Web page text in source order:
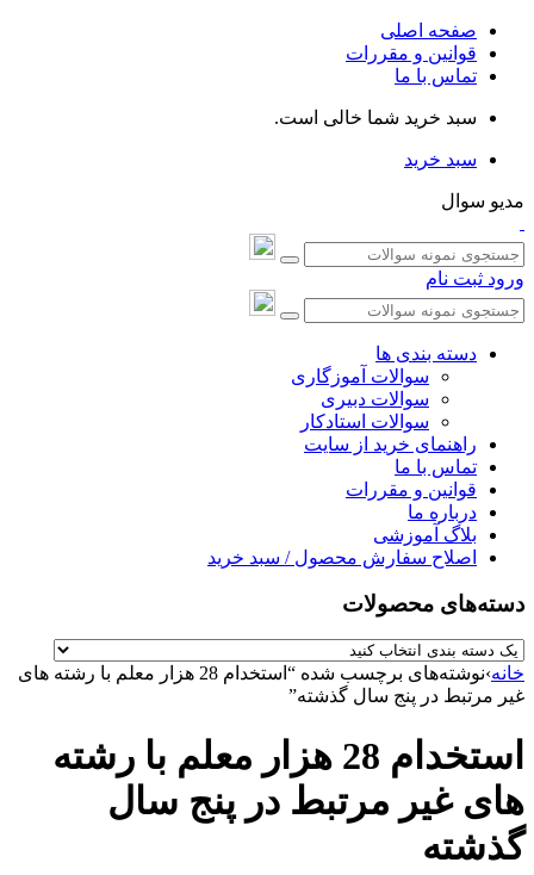
صفحه اصلی
قوانین و مقررات
تماس با ما
سبد خرید شما خالی است.
سبد خرید
مدیو سوال
ورود ثبت نام
دسته بندی ها
سوالات آموزگاری
سوالات دبیری
سوالات استادکار
راهنمای خرید از سایت
تماس با ما
قوانین و مقررات
درباره ما
بلاگ آموزشی
اصلاح سفارش محصول / سبد خرید
دسته‌های محصولات
خانه›
نوشته‌های برچسب شده “استخدام 28 هزار معلم با رشته های
غیر مرتبط در پنج سال گذشته”
استخدام 28 هزار معلم با رشته
های غیر مرتبط در پنج سال
گذشته